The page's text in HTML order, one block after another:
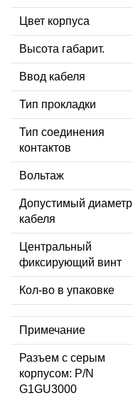
Цвет корпуса
Высота габарит.
Ввод кабеля
Тип прокладки
Тип соединения
контактов
Вольтаж
Допустимый диаметр
кабеля
Центральный
фиксирующий винт
Кол-во в упаковке
Примечание
Разъем с серым
корпусом: P/N
G1GU3000